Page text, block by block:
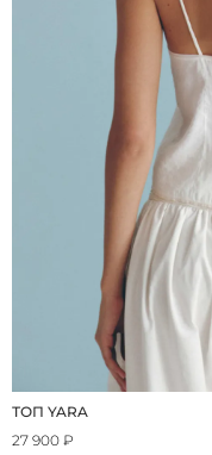
ТОП YARA
27 900 ₽